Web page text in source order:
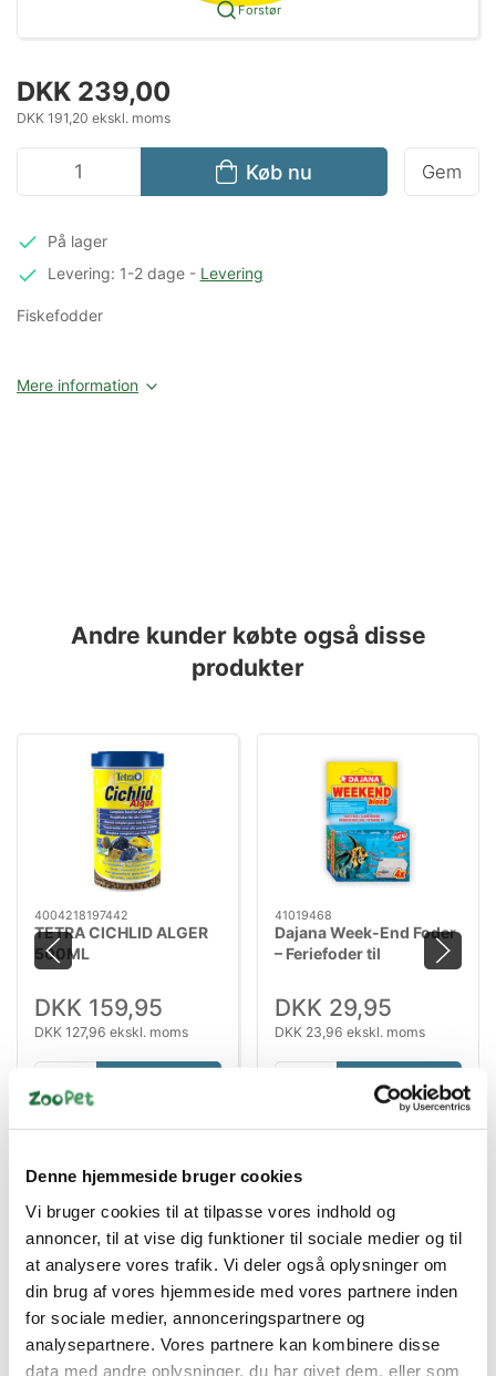
Denne hjemmeside bruger cookies
Vi bruger cookies til at tilpasse vores indhold og
annoncer, til at vise dig funktioner til sociale medier og til
at analysere vores trafik. Vi deler også oplysninger om
din brug af vores hjemmeside med vores partnere inden
for sociale medier, annonceringspartnere og
analysepartnere. Vores partnere kan kombinere disse
data med andre oplysninger, du har givet dem, eller som
Forstør
DKK 239,00
DKK 191,20 ekskl. moms
Køb nu Gem
På lager
Levering: 1-2 dage- Levering
Fiskefodder
Mere information
Andre kunder købte også disse
produkter
4004218197442
TETRA CICHLID ALGER
500ML
DKK 159,95
DKK 127,96 ekskl. moms
41019468
Dajana Week-End Foder
– Feriefoder til
DKK 29,95
DKK 23,96 ekskl. moms
Køb nu
Bestsælgende varer i Fiskefoder